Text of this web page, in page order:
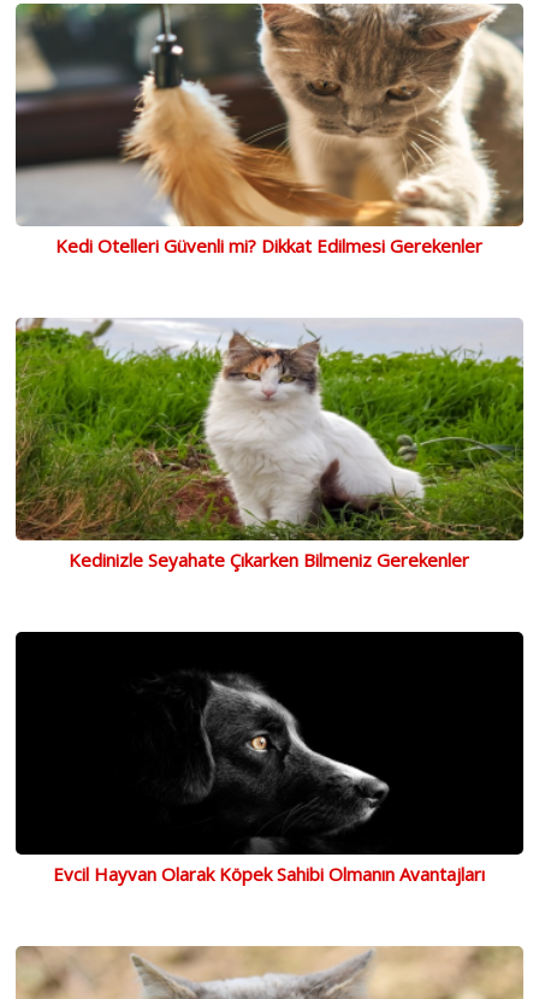
Kedi Otelleri Güvenli mi? Dikkat Edilmesi Gerekenler
Kedinizle Seyahate Çıkarken Bilmeniz Gerekenler
Evcil Hayvan Olarak Köpek Sahibi Olmanın Avantajları